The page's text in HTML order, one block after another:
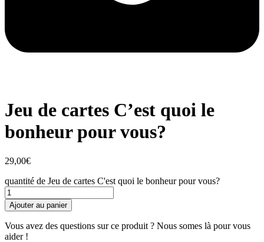
Jeu de cartes C’est quoi le
bonheur pour vous?
29,00€
quantité de Jeu de cartes C'est quoi le bonheur pour vous?
Ajouter au panier
Vous avez des questions sur ce produit ? Nous somes là pour vous
aider !